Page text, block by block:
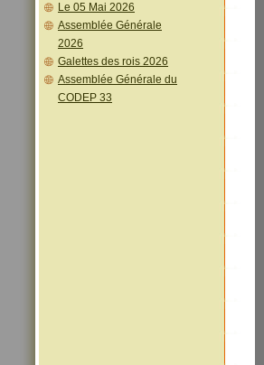
Le 05 Mai 2026
Assemblée Générale
2026
Galettes des rois 2026
Assemblée Générale du
CODEP 33